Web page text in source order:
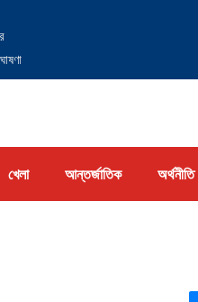
খেলা আন্তর্জাতিক অর্থনীতি